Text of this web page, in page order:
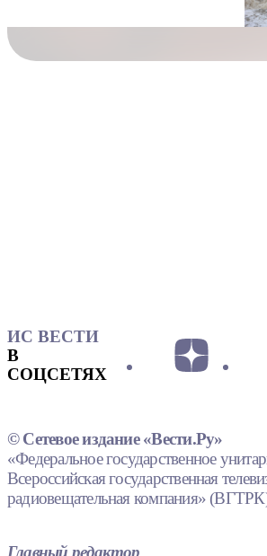
ИС ВЕСТИ
В
СОЦСЕТЯХ
© Сетевое издание «Вести.Ру»
«Федеральное государственное
Всероссийская государственная
радиовещательная компания»
Главный редактор